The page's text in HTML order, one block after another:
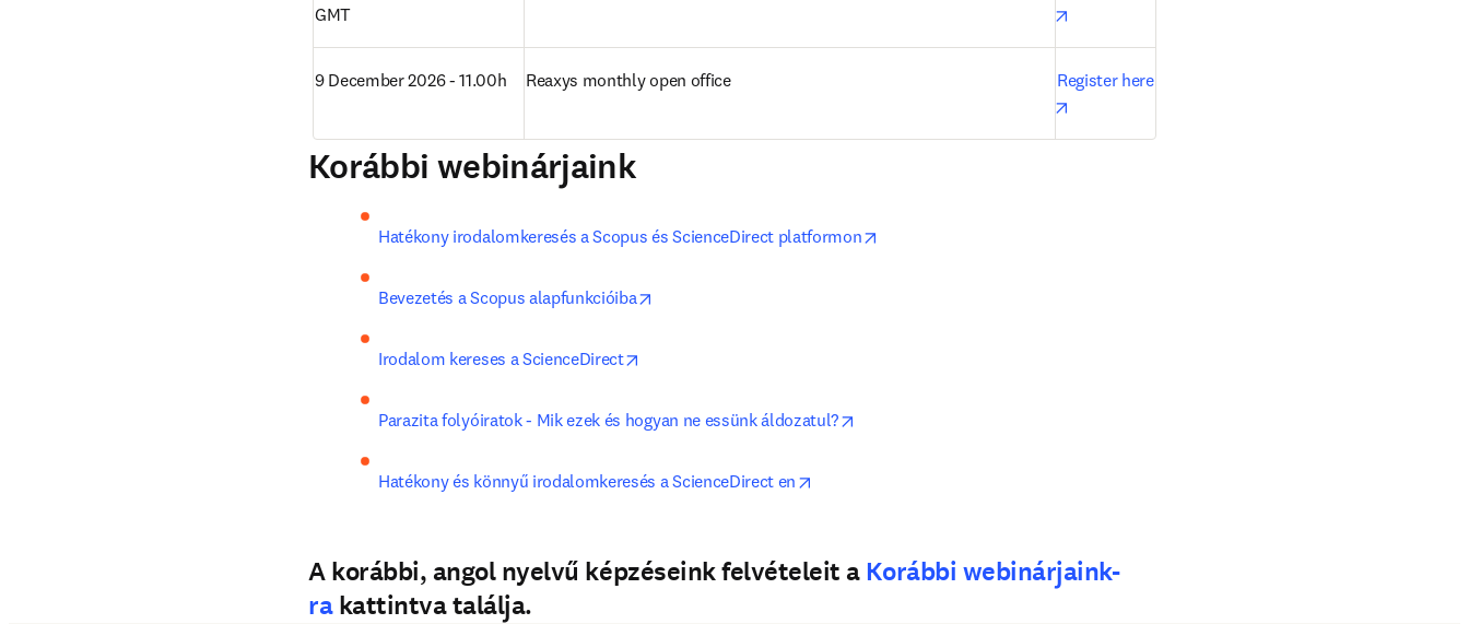
GMT
9 December 2026 - 11.00h Reaxys monthly open office
Register here
Korábbi webinárjaink
Hatékony irodalomkeresés a Scopus és ScienceDirect platformon
Bevezetés a Scopus alapfunkcióiba
Irodalom kereses a ScienceDirect
Parazita folyóiratok - Mik ezek és hogyan ne essünk áldozatul?
Hatékony és könnyű irodalomkeresés a ScienceDirect en
A korábbi, angol nyelvű képzéseink felvételeit aKorábbi webinárjaink-
rakattintva találja.